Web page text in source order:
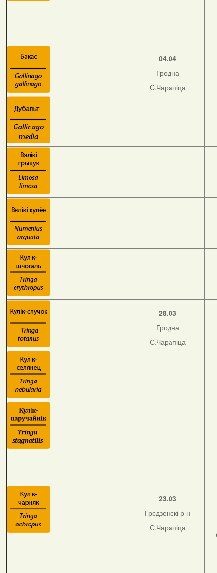
04.04
Гродна
C.Чарапіца
28.03
Гродна
С.Чарапіца
23.03
Гродзенскі р-н
С.Чарапіца